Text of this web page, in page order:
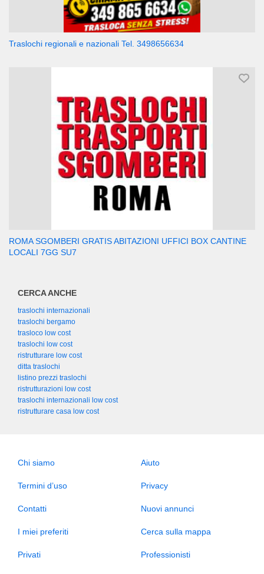
Traslochi regionali e nazionali Tel. 3498656634
ROMA SGOMBERI GRATIS ABITAZIONI UFFICI BOX CANTINE
LOCALI 7GG SU7
CERCA ANCHE
traslochi internazionali
traslochi bergamo
trasloco low cost
traslochi low cost
ristrutturare low cost
ditta traslochi
listino prezzi traslochi
ristrutturazioni low cost
traslochi internazionali low cost
ristrutturare casa low cost
Chi siamo Aiuto
Termini d’uso Privacy
Contatti Nuovi annunci
I miei preferiti Cerca sulla mappa
Privati Professionisti